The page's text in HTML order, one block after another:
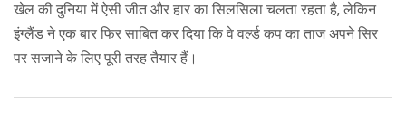
खेल की दुनिया में ऐसी जीत और हार का सिलसिला चलता रहता है, लेकिन
इंग्लैंड ने एक बार फिर साबित कर दिया कि वे वर्ल्ड कप का ताज अपने सिर
पर सजाने के लिए पूरी तरह तैयार हैं।